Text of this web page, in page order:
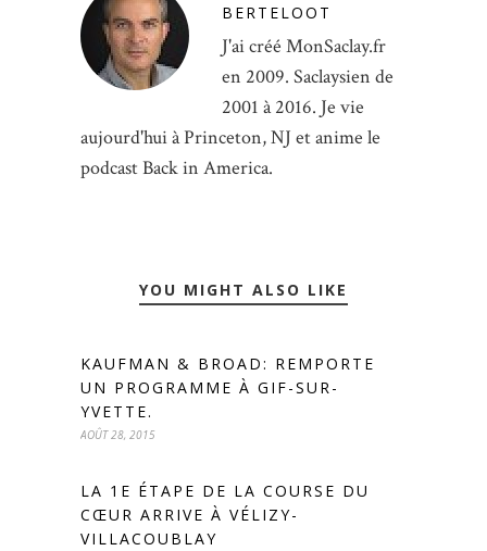
BERTELOOT
J'ai créé MonSaclay.fr
en 2009. Saclaysien de
2001 à 2016. Je vie
aujourd'hui à Princeton, NJ et anime le
podcast Back in America.
YOU MIGHT ALSO LIKE
KAUFMAN & BROAD: REMPORTE
UN PROGRAMME À GIF-SUR-
YVETTE.
AOÛT 28, 2015
LA 1E ÉTAPE DE LA COURSE DU
CŒUR ARRIVE À VÉLIZY-
VILLACOUBLAY